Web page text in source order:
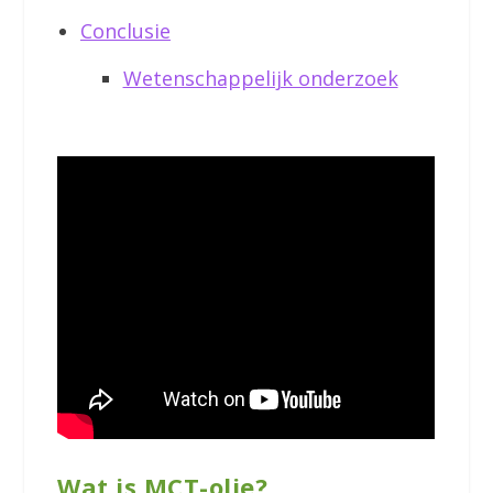
Conclusie
Wetenschappelijk onderzoek
Wat is MCT-olie?